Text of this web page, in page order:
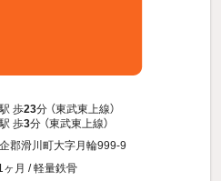
歩23分 （東武東上線）
歩3分 （東武東上線）
郡滑川町大字月輪999-9
月 / 軽量鉄骨